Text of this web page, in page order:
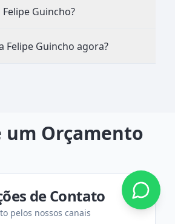
Guincho?
Felipe Guincho agora?
um Orçamento
de Contato
pelos nossos canais